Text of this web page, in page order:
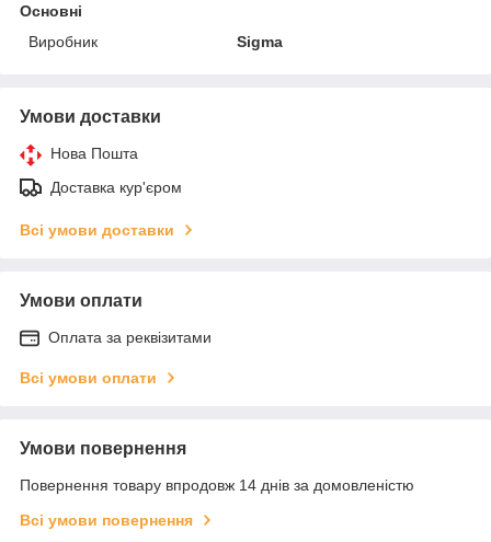
Основні
Виробник
Sigma
Умови доставки
Нова Пошта
Доставка кур'єром
Всі умови доставки
Умови оплати
Оплата за реквізитами
Всі умови оплати
Умови повернення
Повернення товару впродовж 14 днів за домовленістю
Всі умови повернення